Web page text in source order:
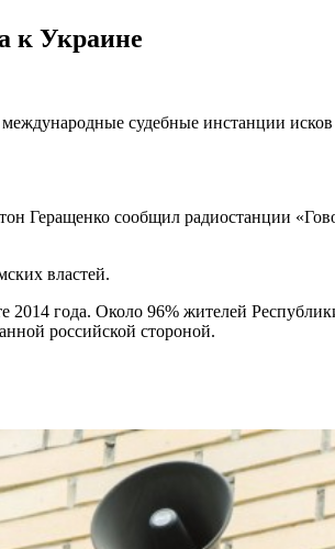
к Украине
судебные инстанции
Геращенко сообщил радиостанции
властей.
года. Около 96% жителей
российской стороной.